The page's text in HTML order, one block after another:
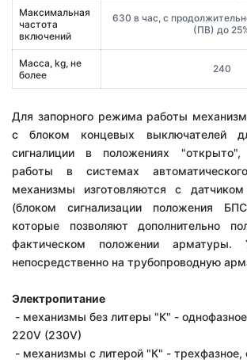
Максимальная
частота
включений
630 в час, с
(ПВ) до
Масса, kg, не
более
240
Для запорного режима работы
с блоком концевых выключателей
сигналиции в положениях
работы в системах
механизмы изготовляются с
(блоком сигнализации положения
которые позволяют дополнительно
фактическом положении арматуры.
непосредственно на трубопроводную
Электропитание
- механизмы без литеры "К" -
220V (230V)
- механизмы с литерой "К" -